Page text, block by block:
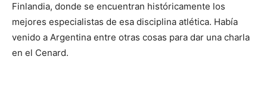
Finlandia, donde se encuentran históricamente los
mejores especialistas de esa disciplina atlética. Había
venido a Argentina entre otras cosas para dar una charla
en el Cenard.